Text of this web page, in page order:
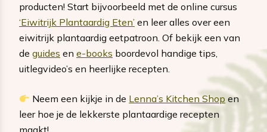
producten! Start bijvoorbeeld met de online cursus
‘Eiwitrijk Plantaardig Eten’ en leer alles over een
eiwitrijk plantaardig eetpatroon. Of bekijk een van
de guides en e-books boordevol handige tips,
uitlegvideo’s en heerlijke recepten.
Neem een kijkje in de Lenna’s Kitchen Shop en
leer hoe je de lekkerste plantaardige recepten